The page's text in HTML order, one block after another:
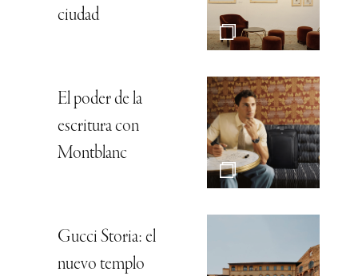
ciudad
El poder de la
escritura con
Montblanc
Gucci Storia: el
nuevo templo